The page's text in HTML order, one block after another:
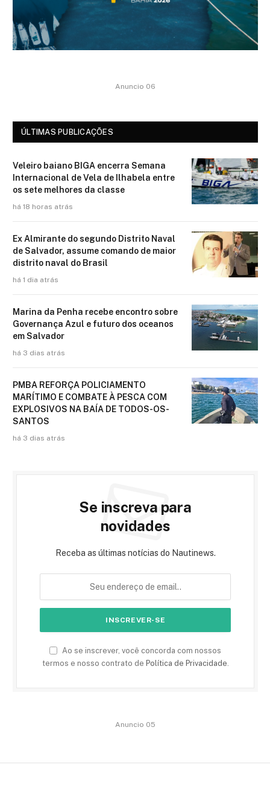
Anuncio 06
ÚLTIMAS PUBLICAÇÕES
Veleiro baiano BIGA encerra Semana
Internacional de Vela de Ilhabela entre
os sete melhores da classe
há 18 horas atrás
Ex Almirante do segundo Distrito Naval
de Salvador, assume comando de maior
distrito naval do Brasil
há 1 dia atrás
Marina da Penha recebe encontro sobre
Governança Azul e futuro dos oceanos
em Salvador
há 3 dias atrás
PMBA REFORÇA POLICIAMENTO
MARÍTIMO E COMBATE À PESCA COM
EXPLOSIVOS NA BAÍA DE TODOS-OS-
SANTOS
há 3 dias atrás
Se inscreva para
novidades
Receba as últimas notícias do Nautinews.
Ao se inscrever, você concorda com nossos
termos e nosso contrato de Política de Privacidade
Anuncio 05